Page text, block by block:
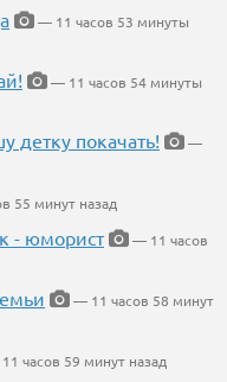
— 11 часов 53 минуты
— 11 часов 54 минуты
детку покачать!
—
55 минут назад
- юморист
— 11 часов
— 11 часов 58 минут
часов 59 минут назад